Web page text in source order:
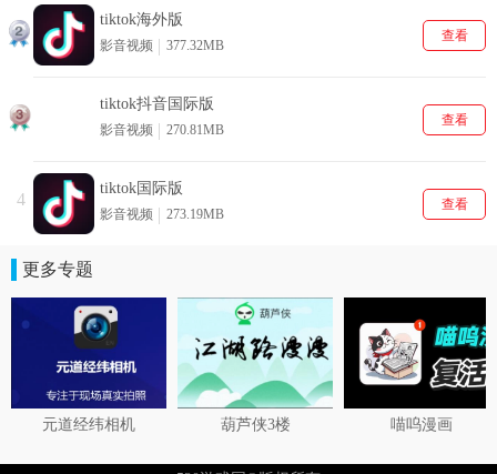
tiktok海外版
影音视频 377.32MB
查看
tiktok抖音国际版
影音视频 270.81MB
查看
4
tiktok国际版
影音视频 273.19MB
查看
更多专题
元道经纬相机 葫芦侠3楼 喵呜漫画